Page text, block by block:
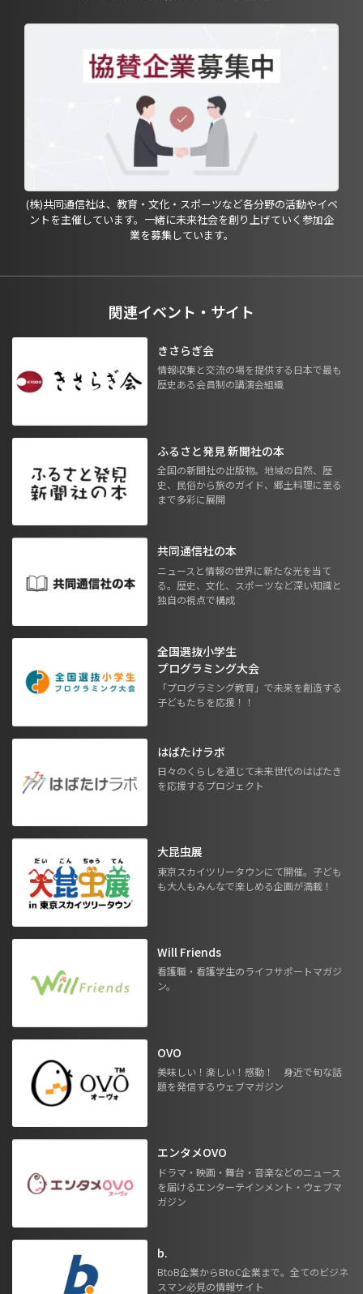
(株)共同通信社は、教育・文化・スポーツなど各分野の活動やイベ
ントを主催しています。一緒に未来社会を創り上げていく参加企
業を募集しています。
関連イベント・サイト
きさらぎ会
情報収集と交流の場を提供する日本で最も
歴史ある会員制の講演会組織
ふるさと発見 新聞社の本
全国の新聞社の出版物。地域の自然、歴
史、民俗から旅のガイド、郷土料理に至る
まで多彩に展開
共同通信社の本
ニュースと情報の世界に新たな光を当て
る。歴史、文化、スポーツなど深い知識と
独自の視点で構成
全国選抜小学生
プログラミング大会
「プログラミング教育」で未来を創造する
子どもたちを応援！！
はばたけラボ
日々のくらしを通じて未来世代のはばたき
を応援するプロジェクト
大昆虫展
東京スカイツリータウンにて開催。子ども
も大人もみんなで楽しめる企画が満載！
Will Friends
看護職・看護学生のライフサポートマガジ
ン。
OVO
美味しい！楽しい！感動！ 身近で旬な話
題を発信するウェブマガジン
エンタメOVO
ドラマ・映画・舞台・音楽などのニュース
を届けるエンターテインメント・ウェブマ
ガジン
b.
BtoB企業からBtoC企業まで。全てのビジネ
スマン必見の情報サイト